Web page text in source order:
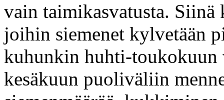
vain taimikasvatusta. Siinä
joihin siemenet kylvetään
kuhunkin huhti-toukokuun
kesäkuun puoliväliin